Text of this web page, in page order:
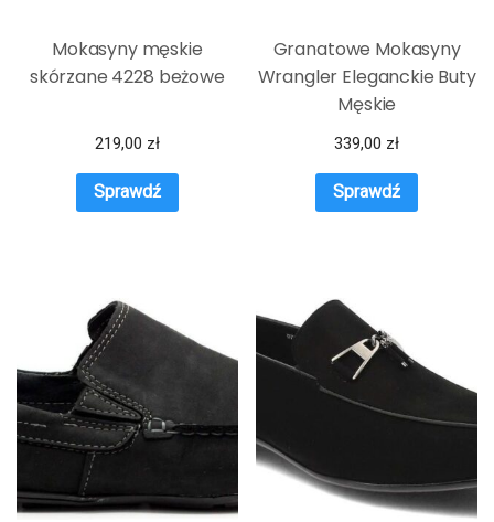
Mokasyny męskie
skórzane 4228 beżowe
219,00 zł
Sprawdź
Granatowe Mokasyny
Wrangler Eleganckie Buty
Męskie
339,00 zł
Sprawdź